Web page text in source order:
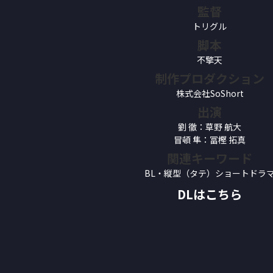
監督
トリグル
脚本
不擎天
制作プロダクション
株式会社SoShort
出演
劉 徹：草野 航大
冒頓 隼：冨樫 拓真
関連キーワード
BL・縦型（タテ）ショートドラ
DLはこちら